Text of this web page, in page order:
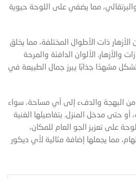
والبرتقالي، مما يضفي على اللوحة حيوية
ذات الأطوال المختلفة، مما يخلق
والأزهار. الألوان الدافئة والمرحة
مشهدًا جذابًا يبرز جمال الطبيعة في
البهجة والدفء إلى أي مساحة، سواء
حتى مدخل المنزل. بتفاصيلها الغنية
على تعزيز الجو العام للمكان،
مما يجعلها إضافة مثالية لأي ديكور